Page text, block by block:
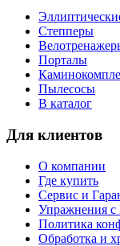
Степперы
Порталы
Пылесосы
В каталог
Для клиентов
О компании
Где купить
Сервис и
Упражнения
Политика
Обработка и